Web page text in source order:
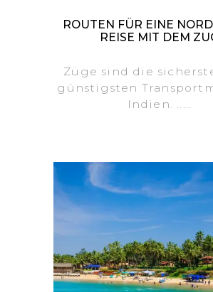
ROUTEN FÜR EINE
REISE MIT DEM
Züge sind die
günstigsten
Indien. .....